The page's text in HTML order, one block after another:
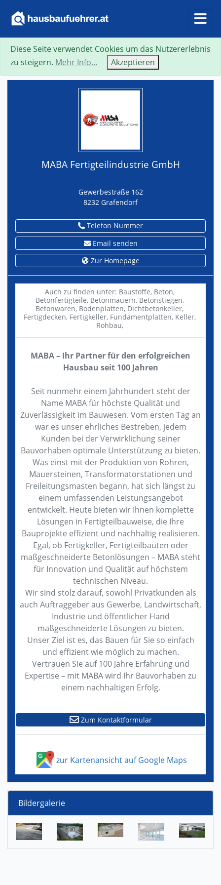
Suche Neue Suche Zurück
MABA Fertigteilindustrie GmbH
Gewerbestraße 162
8232 Grafendorf
Telefon Nummer
Email senden
Zur Homepage
Auch zu finden unter: Baustoffe, Beton,
Betonfertigteile, Betonmauern, Betonstiegen,
Betonwaren, Bodenplatten, Dichtbetonkeller,
Fertigdecken, Fertigkeller, Fundamentplatten, Keller,
Rohbau,
MABA – Ihr Partner für den erfolgreichen
Hausbau seit 100 Jahren
Seit nunmehr einem Jahrhundert steht der
Name MABA für höchste Qualität und
Zuverlässigkeit im Bauwesen. Vom ersten Tag an
war es unser ehrliches Bestreben, jedem
Kunden bei der Verwirklichung seiner
Bauvorhaben optimale Unterstützung zu bieten.
Was einst mit der Produktion von Rohren,
Mauersteinen, Transformatorstationen und
Freileitungsmasten begann, hat sich längst zu
einem umfassenden Leistungsangebot
entwickelt. Heute bieten wir Ihnen komplette
Lösungen in Fertigteilbauweise, die Ihre
Bauprojekte effizient und nachhaltig realisieren.
Egal, ob Fertigkeller, Fertigteilbauten oder
maßgeschneiderte Betonlösungen – MABA steht
für Innovation und Qualität auf höchstem
technischen Niveau.
Wir sind stolz darauf, sowohl Privatkunden als
auch Auftraggeber aus Gewerbe, Landwirtschaft,
Industrie und öffentlicher Hand
maßgeschneiderte Lösungen zu bieten.
Unser Ziel ist es, das Bauen für Sie so einfach
und effizient wie möglich zu machen.
Vertrauen Sie auf 100 Jahre Erfahrung und
Expertise – mit MABA wird Ihr Bauvorhaben zu
einem nachhaltigen Erfolg.
Zum Kontaktformular
zur Kartenansicht auf Google Maps
Bildergalerie
Diese Seite verwendet Cookies um das Nutzererlebnis
zu steigern. Mehr Info... Akzeptieren